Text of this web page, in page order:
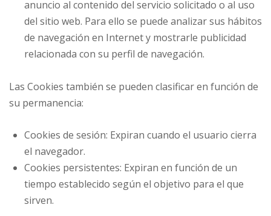
anuncio al contenido del servicio solicitado o al uso
del sitio web. Para ello se puede analizar sus hábitos
de navegación en Internet y mostrarle publicidad
relacionada con su perfil de navegación.
Las Cookies también se pueden clasificar en función de
su permanencia:
Cookies de sesión: Expiran cuando el usuario cierra
el navegador.
Cookies persistentes: Expiran en función de un
tiempo establecido según el objetivo para el que
sirven.